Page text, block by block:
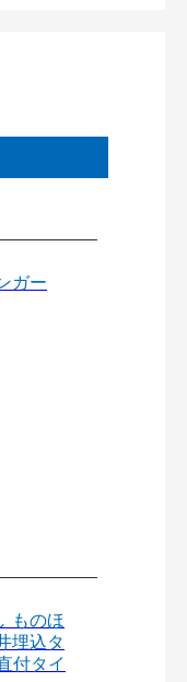
ガー
ものほ
埋込タ
付タイ